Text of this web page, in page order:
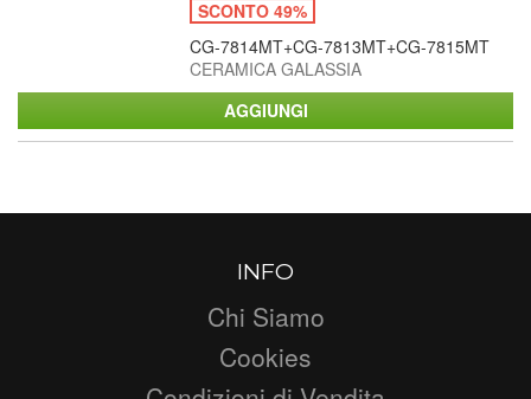
SCONTO 49%
CG-7814MT+CG-7813MT+CG-7815MT
CERAMICA GALASSIA
INFO
Chi Siamo
Cookies